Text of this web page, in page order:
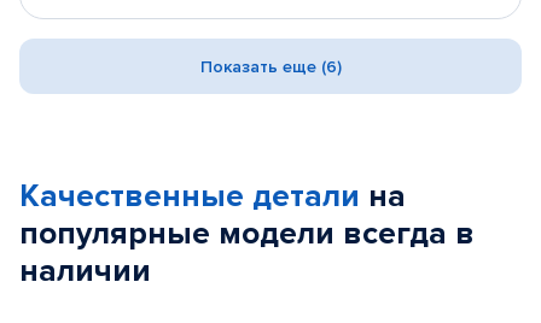
Показать еще (6)
Качественные детали на
популярные модели всегда в
наличии